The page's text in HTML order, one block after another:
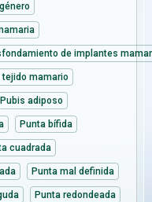
de implantes
mamario
Pubis adiposo
Punta bífida
cuadrada
Punta mal definida
Punta redondeada